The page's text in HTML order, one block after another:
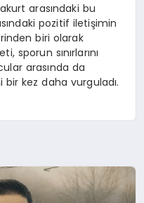
arasındaki bu
pozitif iletişimin
biri olarak
sporun sınırlarını
arasında da
kez daha vurguladı.